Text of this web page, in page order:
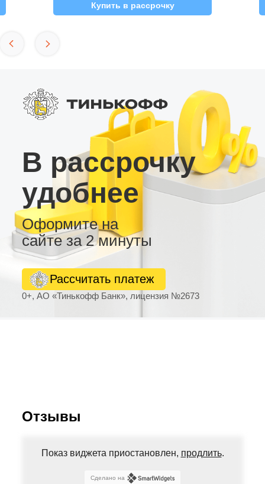
Купить в рассрочку
В рассрочку
удобнее
Оформите на
сайте за 2 минуты
0+, АО «Тинькофф Банк», лицензия №2673
Рассчитать платеж
Отзывы
Показ виджета приостановлен, продлить.
Сделано на